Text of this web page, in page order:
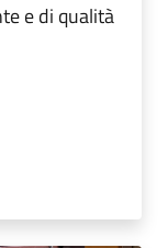
e di qualità